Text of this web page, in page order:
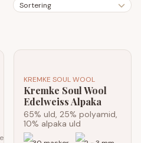
Sortering
KREMKE SOUL WOOL
Kremke Soul Wool
Edelweiss Alpaka
65% uld, 25% polyamid,
10% alpaka uld